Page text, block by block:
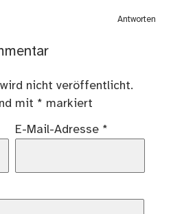
Antworten
nicht veröffentlicht.
mit * markiert
E-Mail-Adresse *